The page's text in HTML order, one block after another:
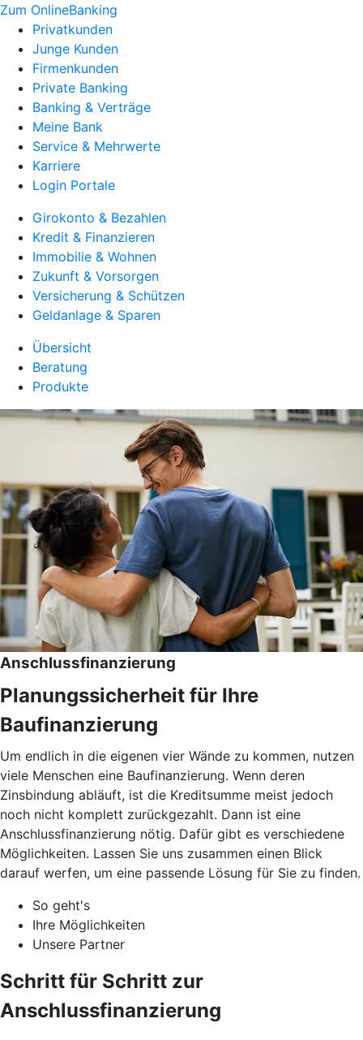
Zum OnlineBanking
Privatkunden
Junge Kunden
Firmenkunden
Private Banking
Banking & Verträge
Meine Bank
Service & Mehrwerte
Karriere
Login Portale
Girokonto & Bezahlen
Kredit & Finanzieren
Immobilie & Wohnen
Zukunft & Vorsorgen
Versicherung & Schützen
Geldanlage & Sparen
Übersicht
Beratung
Produkte
Anschlussfinanzierung
Planungssicherheit für Ihre
Baufinanzierung
Um endlich in die eigenen vier Wände zu kommen, nutzen
viele Menschen eine Baufinanzierung. Wenn deren
Zinsbindung abläuft, ist die Kreditsumme meist jedoch
noch nicht komplett zurückgezahlt. Dann ist eine
Anschlussfinanzierung nötig. Dafür gibt es verschiedene
Möglichkeiten. Lassen Sie uns zusammen einen Blick
darauf werfen, um eine passende Lösung für Sie zu finden.
So geht's
Ihre Möglichkeiten
Unsere Partner
Schritt für Schritt zur
Anschlussfinanzierung